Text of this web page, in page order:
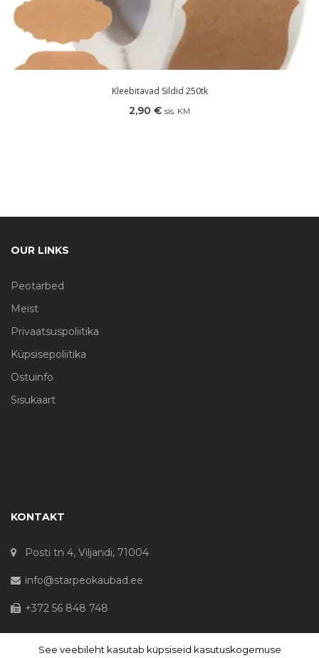
Kleebitavad Sildid 250tk
2,90 € sis. KM
OUR LINKS
Peotarbed
Meist
Privaatsuspoliitika
Küpsisepoliitika
Ostuinfo
Sisukaart
KONTAKT
Posti tn 4, Viljandi, 71004
info@starpeokaubad.ee
+372 56 848 748
See veebileht kasutab küpsiseid kasutuskogemuse